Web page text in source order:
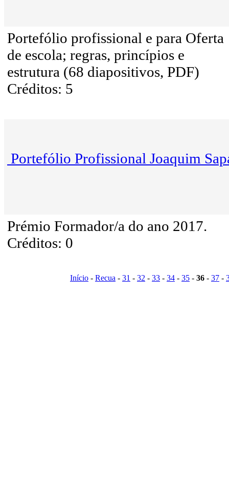
Portefólio profissional e para Oferta
de escola; regras, princípios e
estrutura (68 diapositivos, PDF)
Créditos: 5
Portefólio Profissional Joaquim
Prémio Formador/a do ano 2017.
Créditos: 0
Início - Recua - 31 - 32 - 33 - 34 - 35 - 36 - 37 -